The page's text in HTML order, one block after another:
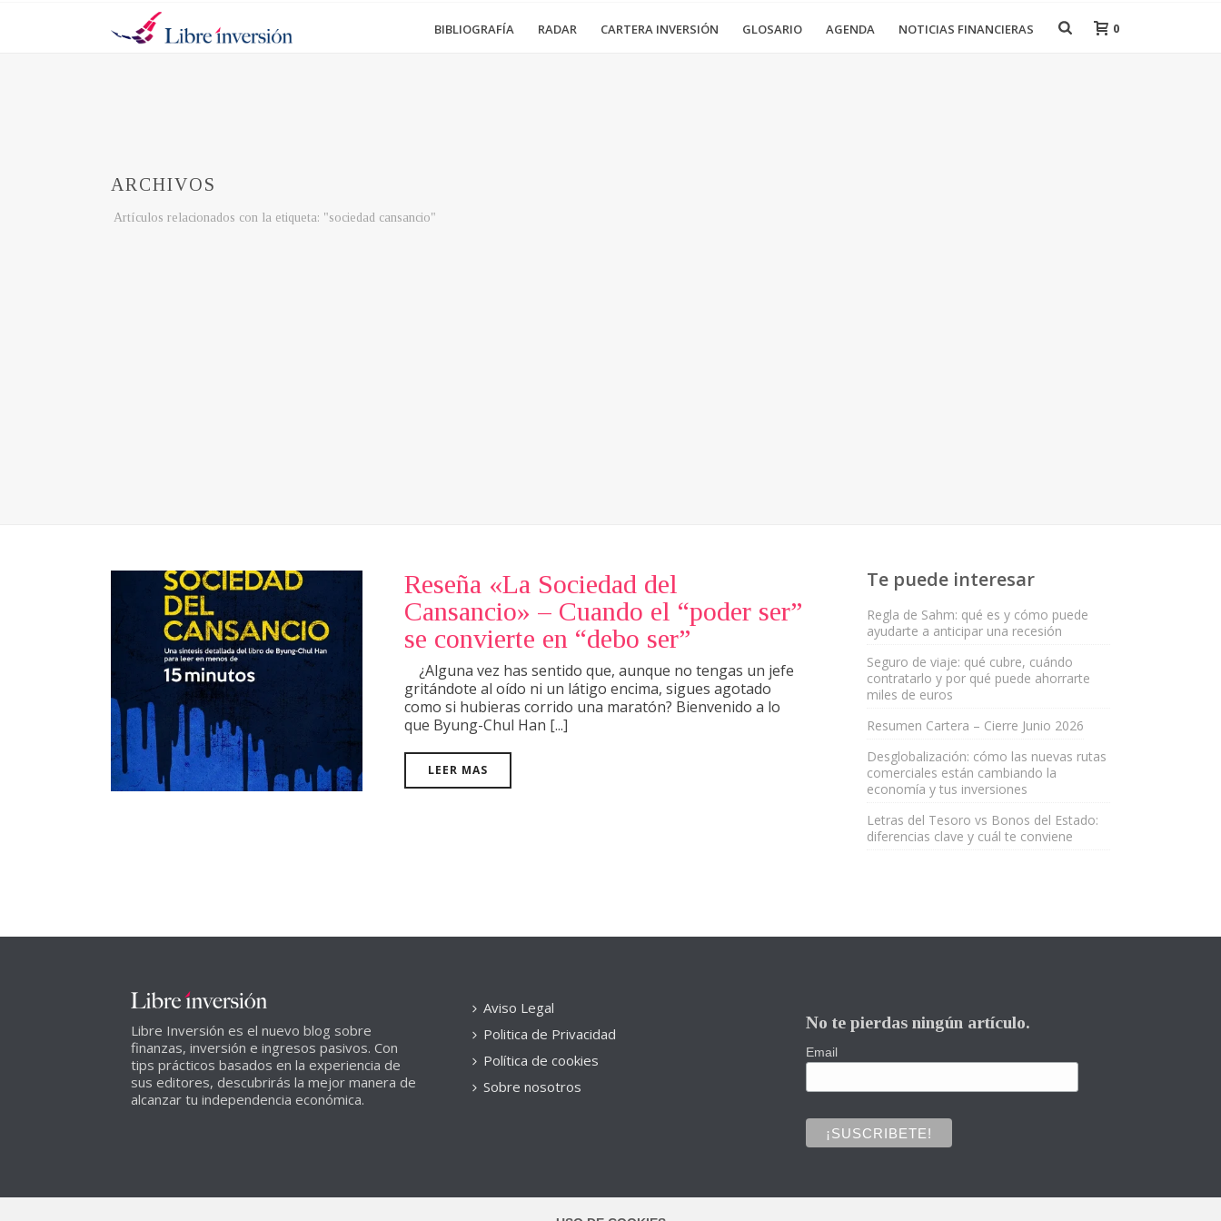
BIBLIOGRAFÍA RADAR CARTERA INVERSIÓN GLOSARIO AGENDA NOTICIAS FINANCIERAS 0
ARCHIVOS
Artículos relacionados con la etiqueta: "sociedad cansancio"
Reseña «La Sociedad del
Cansancio» – Cuando el “poder ser”
se convierte en “debo ser”
¿Alguna vez has sentido que, aunque no tengas un jefe
gritándote al oído ni un látigo encima, sigues agotado
como si hubieras corrido una maratón? Bienvenido a lo
que Byung-Chul Han [...]
LEER MAS
Te puede interesar
Regla de Sahm: qué es y cómo puede
ayudarte a anticipar una recesión
Seguro de viaje: qué cubre, cuándo
contratarlo y por qué puede ahorrarte
miles de euros
Resumen Cartera – Cierre Junio 2026
Desglobalización: cómo las nuevas rutas
comerciales están cambiando la
economía y tus inversiones
Letras del Tesoro vs Bonos del Estado:
diferencias clave y cuál te conviene
Libre Inversión es el nuevo blog sobre
finanzas, inversión e ingresos pasivos. Con
tips prácticos basados en la experiencia de
sus editores, descubrirás la mejor manera de
alcanzar tu independencia económica.
Aviso Legal
Politica de Privacidad
Política de cookies
Sobre nosotros
No te pierdas ningún artículo.
Email